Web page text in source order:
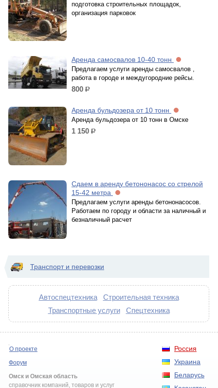
подготовка строительных площадок,
организация парковок
Аренда самосвалов 10-40 тонн
Предлагаем услуги аренды самосвалов ,
работа в городе и междугородние рейсы.
800 р.
Аренда бульдозера от 10 тонн
Аренда бульдозера от 10 тонн в Омске
1 150 р.
Сдаем в аренду бетононасос со стрелой
15-42 метра
Предлагаем услуги аренды бетононасосов.
Работаем по городу и области за наличный и
безналичный расчет
Транспорт и перевозки
Автоспецтехника
Строительная техника
Транспортные услуги
Спецтехника
Россия
Украина
Беларусь
О проекте
Форум
Омск и Омская область
справочник компаний, товаров и услуг